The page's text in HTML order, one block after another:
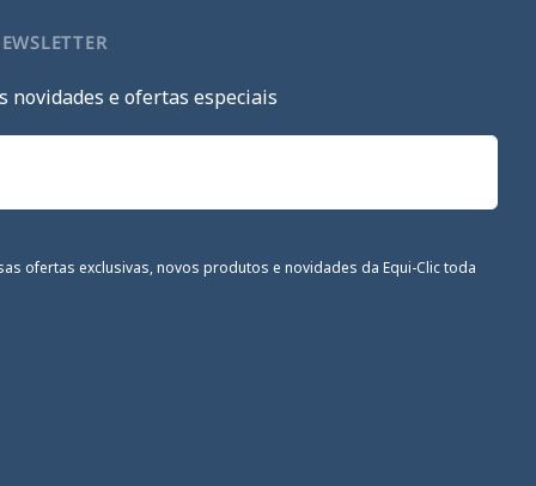
novidades e ofertas especiais
ofertas exclusivas, novos produtos e novidades da Equi-Clic toda